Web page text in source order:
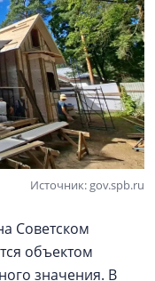
Источник: gov.spb.ru
Советском
объектом
значения. В